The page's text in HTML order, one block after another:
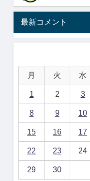
最新コメント
月 火 水
1 2 3
8 9 10
15 16 17
22 23 24
29
30